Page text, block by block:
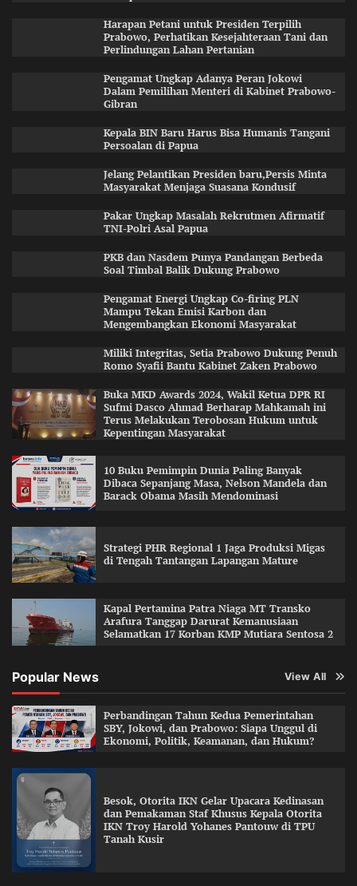
Harapan Petani untuk Presiden Terpilih
Prabowo, Perhatikan Kesejahteraan Tani dan
Perlindungan Lahan Pertanian
Pengamat Ungkap Adanya Peran Jokowi
Dalam Pemilihan Menteri di Kabinet Prabowo-
Gibran
Kepala BIN Baru Harus Bisa Humanis Tangani
Persoalan di Papua
Jelang Pelantikan Presiden baru,Persis Minta
Masyarakat Menjaga Suasana Kondusif
Pakar Ungkap Masalah Rekrutmen Afirmatif
TNI-Polri Asal Papua
PKB dan Nasdem Punya Pandangan Berbeda
Soal Timbal Balik Dukung Prabowo
Pengamat Energi Ungkap Co-firing PLN
Mampu Tekan Emisi Karbon dan
Mengembangkan Ekonomi Masyarakat
Miliki Integritas, Setia Prabowo Dukung Penuh
Romo Syafii Bantu Kabinet Zaken Prabowo
Buka MKD Awards 2024, Wakil Ketua DPR RI
Sufmi Dasco Ahmad Berharap Mahkamah ini
Terus Melakukan Terobosan Hukum untuk
Kepentingan Masyarakat
10 Buku Pemimpin Dunia Paling Banyak
Dibaca Sepanjang Masa, Nelson Mandela dan
Barack Obama Masih Mendominasi
Strategi PHR Regional 1 Jaga Produksi Migas
di Tengah Tantangan Lapangan Mature
Kapal Pertamina Patra Niaga MT Transko
Arafura Tanggap Darurat Kemanusiaan
Selamatkan 17 Korban KMP Mutiara Sentosa 2
Popular News View All
Perbandingan Tahun Kedua Pemerintahan
SBY, Jokowi, dan Prabowo: Siapa Unggul di
Ekonomi, Politik, Keamanan, dan Hukum?
Besok, Otorita IKN Gelar Upacara Kedinasan
dan Pemakaman Staf Khusus Kepala Otorita
IKN Troy Harold Yohanes Pantouw di TPU
Tanah Kusir